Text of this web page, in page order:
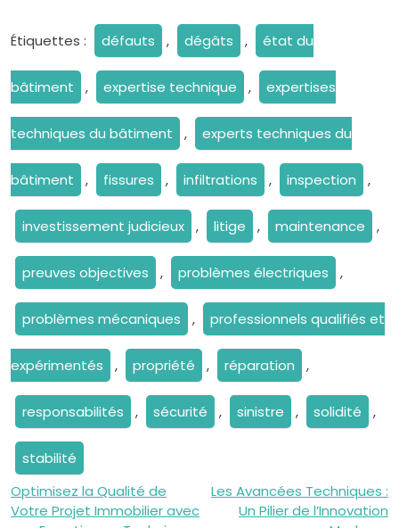
Étiquettes : défauts , dégâts , état du
bâtiment , expertise technique , expertises
techniques du bâtiment , experts techniques du
bâtiment , fissures , infiltrations , inspection ,
investissement judicieux , litige , maintenance ,
preuves objectives , problèmes électriques ,
problèmes mécaniques , professionnels qualifiés et
expérimentés , propriété , réparation ,
responsabilités , sécurité , sinistre , solidité ,
stabilité
Navigation
Optimisez la Qualité de
Votre Projet Immobilier avec
Les Avancées Techniques :
Un Pilier de l’Innovation